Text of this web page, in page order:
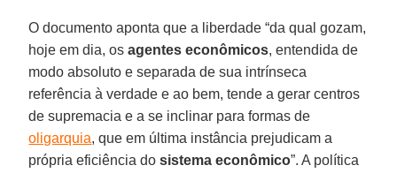
O documento aponta que a liberdade “da qual gozam,
hoje em dia, osagentes econômicos, entendida de
modo absoluto e separada de sua intrínseca
referência à verdade e ao bem, tende a gerar centros
de supremacia e a se inclinar para formas de
oligarquia, que em última instância prejudicam a
própria eficiência dosistema econômico”. A política